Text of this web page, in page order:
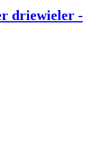
driewieler -